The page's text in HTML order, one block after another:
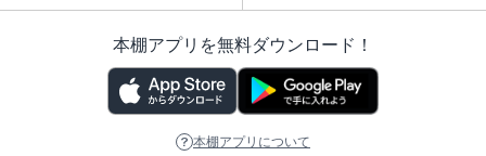
本棚アプリを無料ダウンロード！
本棚アプリについて